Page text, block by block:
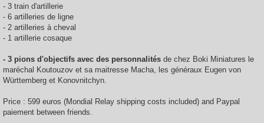
- 3 train d'artillerie
- 6 artilleries de ligne
- 2 artilleries à cheval
- 1 artillerie cosaque
- 3 pions d'objectifs avec des personnalités de chez Boki Miniatures le
maréchal Koutouzov et sa maitresse Macha, les généraux Eugen von
Württemberg et Konovnitchyn.
Price : 599 euros (Mondial Relay shipping costs included) and Paypal
paiement between friends.